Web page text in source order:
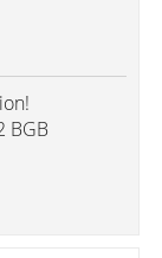
BGB